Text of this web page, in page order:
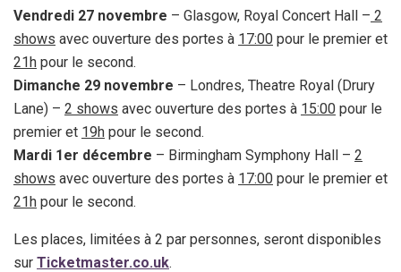
Vendredi 27 novembre – Glasgow, Royal Concert Hall – 2
shows avec ouverture des portes à 17:00 pour le premier et
21h pour le second.
Dimanche 29 novembre – Londres, Theatre Royal (Drury
Lane) – 2 shows avec ouverture des portes à 15:00 pour le
premier et 19h pour le second.
Mardi 1er décembre – Birmingham Symphony Hall – 2
shows avec ouverture des portes à 17:00 pour le premier et
21h pour le second.
Les places, limitées à 2 par personnes, seront disponibles
sur Ticketmaster.co.uk.